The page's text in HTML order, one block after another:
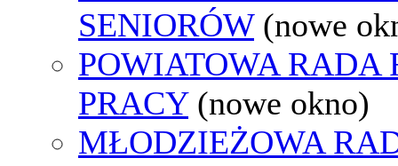
SENIORÓW (nowe
POWIATOWA RADA
PRACY (nowe okno)
MŁODZIEŻOWA